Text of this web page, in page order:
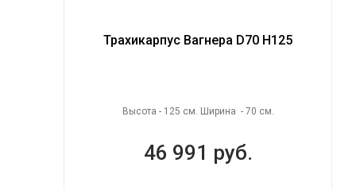
Трахикарпус Вагнера D70 H125
Высота - 125 см. Ширина - 70 см.
46 991 руб.